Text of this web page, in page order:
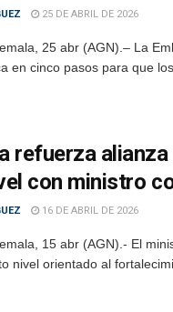
25 DE ABRIL DE 2026
25 abr (AGN).– La
en cinco pasos para que
refuerza
con ministro
16 DE ABRIL DE 2026
15 abr (AGN).- El
nivel orientado al